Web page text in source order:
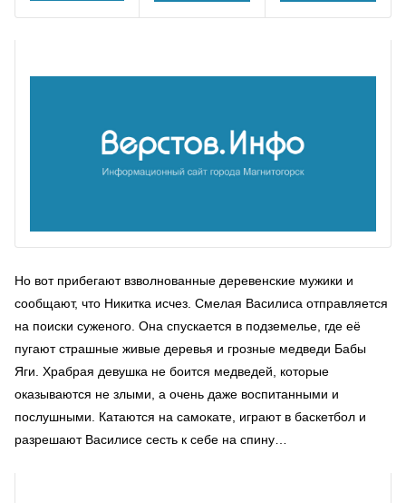
Но вот прибегают взволнованные деревенские мужики и
сообщают, что Никитка исчез. Смелая Василиса отправляется
на поиски суженого. Она спускается в подземелье, где её
пугают страшные живые деревья и грозные медведи Бабы
Яги. Храбрая девушка не боится медведей, которые
оказываются не злыми, а очень даже воспитанными и
послушными. Катаются на самокате, играют в баскетбол и
разрешают Василисе сесть к себе на спину…